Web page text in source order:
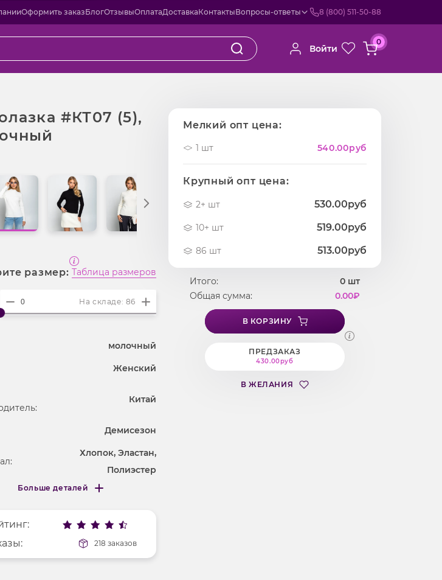
Оформить заказБлогОтзывыОплатаДоставкаКонтактыВопросы-ответы 8 (800) 511-50-88
Войти
0
#КТ07 (5), молочный
#КТ07 (5),
размер: Таблица размеров
На складе: 86
молочный
Женский
Китай
Демисезон
Хлопок, Эластан,
Полиэстер
облегающий
материала
длинные
Больше деталей
Меньше деталей
218 заказов
Мелкий опт цена:
1 шт 540.00руб
Крупный опт цена:
2+ шт 530.00руб
10+ шт 519.00руб
86 шт 513.00руб
Итого: 0 шт
Общая сумма:
0.00₽
В КОРЗИНУ
ПРЕДЗАКАЗ
430.00руб
В ЖЕЛАНИЯ